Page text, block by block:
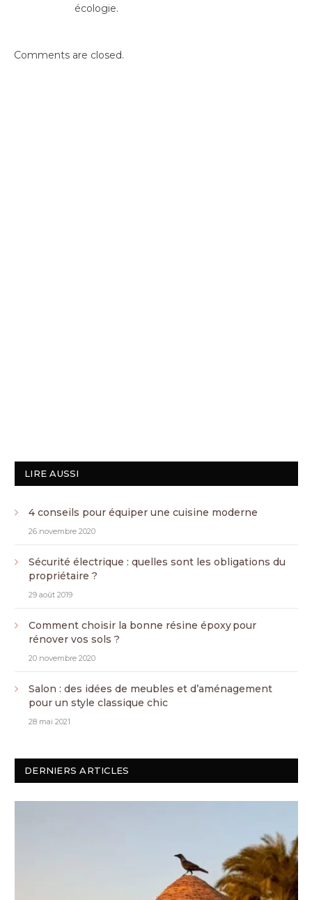
écologie.
Comments are closed.
LIRE AUSSI
4 conseils pour équiper une cuisine moderne
26 novembre 2020
Sécurité électrique : quelles sont les obligations du
propriétaire ?
29 août 2019
Comment choisir la bonne résine époxy pour
rénover vos sols ?
20 novembre 2020
Salon : des idées de meubles et d’aménagement
pour un style classique chic
28 mai 2021
DERNIERS ARTICLES